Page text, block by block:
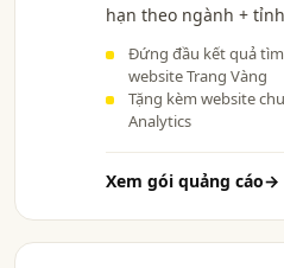
hạn theo ngành +
Đứng đầu kết quả
website Trang Vàng
Tặng kèm website
Analytics
Xem gói quảng cáo→